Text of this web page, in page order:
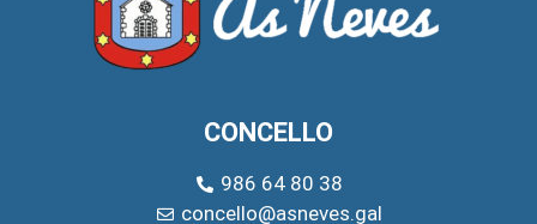
CONCELLO
986 64 80 38
concello@asneves.gal